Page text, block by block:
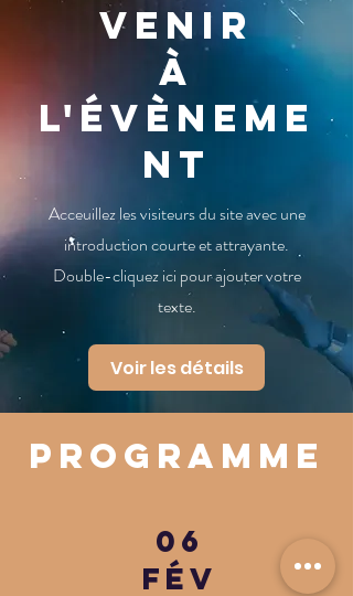
venir
à
l'évèneme
nt
Acceuillez les visiteurs du site avec une
introduction courte et attrayante.
Double-cliquez ici pour ajouter votre
texte.
Voir les détails
programme
06
FéV